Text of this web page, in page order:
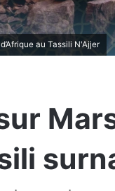
au Tassili N'Ajjer